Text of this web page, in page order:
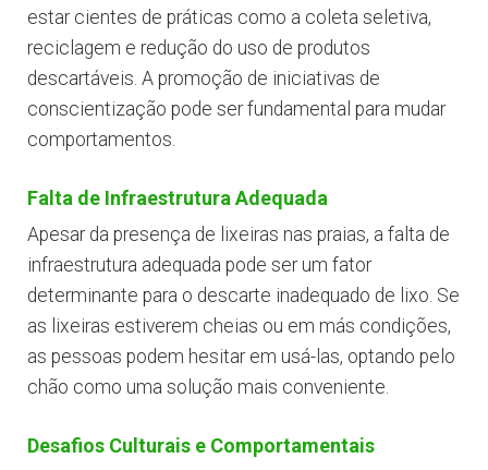
estar cientes de práticas como a coleta seletiva,
reciclagem e redução do uso de produtos
descartáveis. A promoção de iniciativas de
conscientização pode ser fundamental para mudar
comportamentos.
Falta de Infraestrutura Adequada
Apesar da presença de lixeiras nas praias, a falta de
infraestrutura adequada pode ser um fator
determinante para o descarte inadequado de lixo. Se
as lixeiras estiverem cheias ou em más condições,
as pessoas podem hesitar em usá-las, optando pelo
chão como uma solução mais conveniente.
Desafios Culturais e Comportamentais